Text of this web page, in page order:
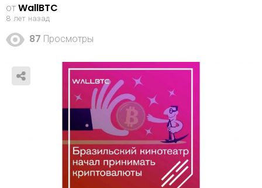
отWallBTC
8 лет назад
87 Просмотры